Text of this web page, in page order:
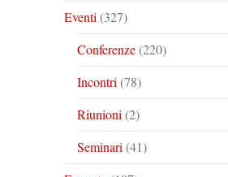
Eventi (327)
Conferenze(220)
Incontri (78)
Riunioni (2)
Seminari (41)